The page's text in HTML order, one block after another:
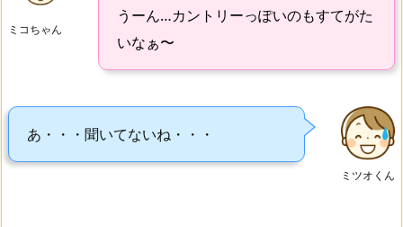
ミコちゃん
うーん…カントリーっぽいのもすてがた
いなぁ〜
ミツオくん
あ・・・聞いてないね・・・